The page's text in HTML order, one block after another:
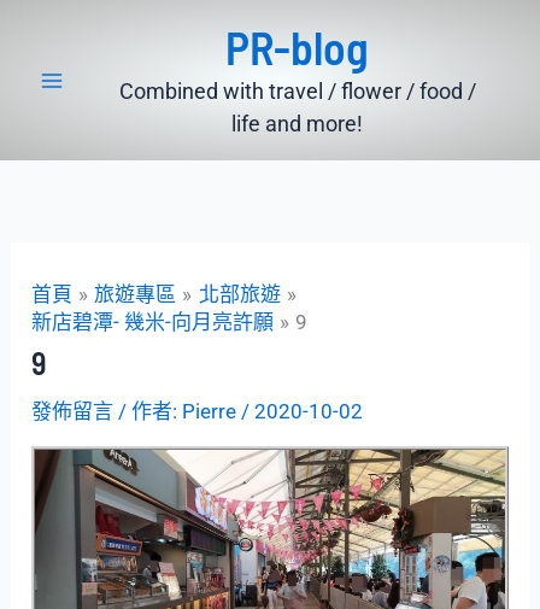
PR-blog
Combined with travel / flower / food /
life and more!
首頁 旅遊專區
北部旅遊
新店碧潭- 幾米-向月亮許願
9
9
發佈留言 / 作者: Pierre /2020-10-02